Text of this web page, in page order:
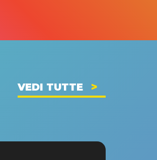
VEDI TUTTE